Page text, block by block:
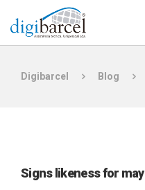
Digibarcel Blog
Signs likeness for may